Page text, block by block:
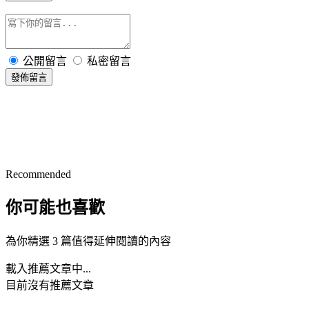
公開留言 私密留言
發佈留言
Recommended
你可能也喜歡
為你精選 3 篇值得延伸閱讀的內容
載入推薦文章中...
目前沒有推薦文章